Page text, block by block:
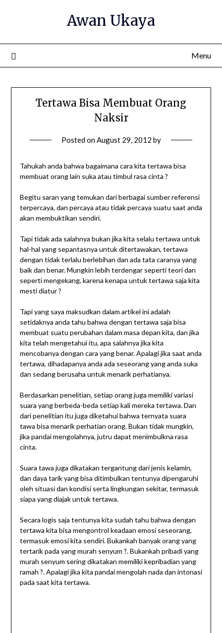
Awan Ukaya
Menu
Tertawa Bisa Membuat Orang
Naksir
Posted onAugust 29, 2012 by
Tahukah anda bahwa bagaimana cara kita tertawa bisa
membuat orang lain suka atau timbul rasa cinta ?
Begitu saran yang temukan dari berbagai sumber referensi
terpercaya, dan percaya atau tidak percaya suatu saat anda
akan membuktikan sendiri.
Tapi tidak ada salahnya bukan jika kita selalu tertawa untuk
hal-hal yang sepantasnya untuk ditertawakan, tertawa
dengan tidak terlalu berlebihan dan ada tata caranya yang
baik dan benar. Mungkin lebih terdengar seperti teori dan
seperti mengekang, karena kenapa untuk tertawa saja kita
mesti diatur ?
Tapi yang saya maksudkan dalam artikel ini adalah
setidaknya anda tahu bahwa dengan tertawa saja bisa
membuat suatu perubahan dalam masa depan kita, dan jika
kita telah mengetahui itu, apa salahnya jika kita
mencobanya dengan cara yang benar. Apalagi jika saat anda
tertawa, dihadapanya anda ada seseorang yang anda suka
dan sedang berusaha untuk menarik perhatianya.
Berdasarkan penelitian, setiap orang juga memiliki variasi
suara yang berbeda-beda setiap kali mereka tertawa. Dan
dari penelitian itu juga diketahui bahwa ternyata suara
tawa bisa menarik perhatian orang. Bukan tidak mungkin,
jika pandai mengolahnya, jutru dapat menimbulkna rasa
cinta.
Suara tawa juga dikatakan tergantung dari jenis kelamin,
dan daya tarik yang bisa ditimbulkan tentunya dipengaruhi
oleh situasi dan kondisi serta lingkungan sekitar, termasuk
siapa yang diajak untuk tertawa.
Secara logis saja tentunya kita sudah tahu bahwa dengan
tertawa kita bisa mengontrol keadaan emosi seseorang,
termasuk emosi kita sendiri. Bukankah banyak orang yang
tertarik pada yang murah senyum ?. Bukankah pribadi yang
murah senyum sering dikatakan memiliki kepribadian yang
ramah ?. Apalagi jika kita pandai mengolah nada dan intonasi
pada saat kita tertawa.